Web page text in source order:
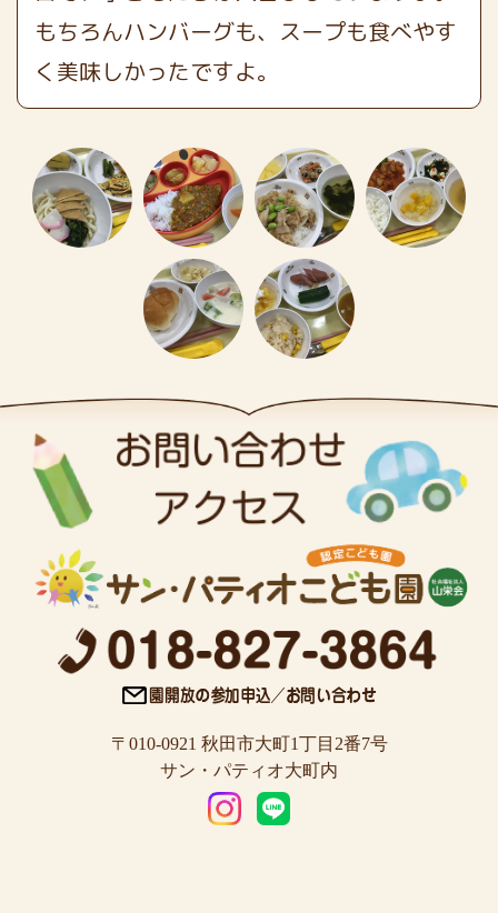
もちろんハンバーグも、スープも食べやす
く美味しかったですよ。
〒010-0921 秋田市大町1丁目2番7号
サン・パティオ大町内